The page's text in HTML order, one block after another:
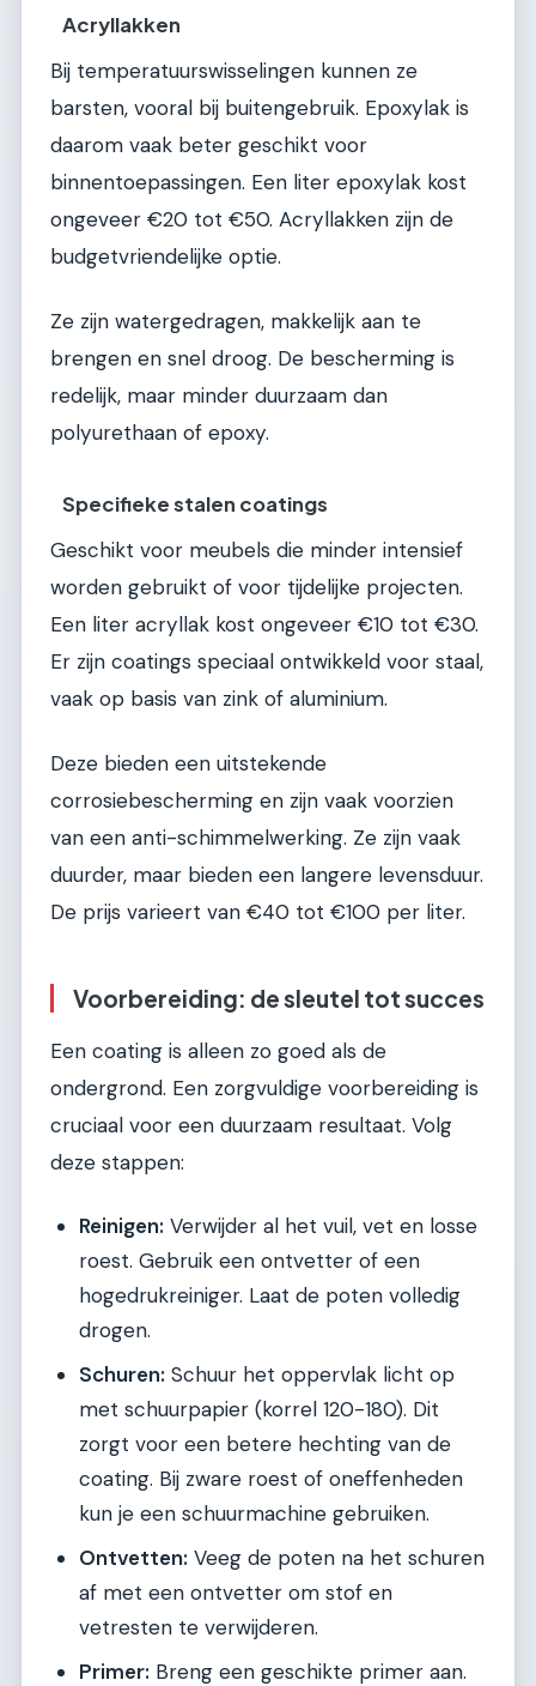
Acryllakken
Bij temperatuurswisselingen kunnen ze
barsten, vooral bij buitengebruik. Epoxylak is
daarom vaak beter geschikt voor
binnentoepassingen. Een liter epoxylak kost
ongeveer €20 tot €50. Acryllakken zijn de
budgetvriendelijke optie.
Ze zijn watergedragen, makkelijk aan te
brengen en snel droog. De bescherming is
redelijk, maar minder duurzaam dan
polyurethaan of epoxy.
Specifieke stalen coatings
Geschikt voor meubels die minder intensief
worden gebruikt of voor tijdelijke projecten.
Een liter acryllak kost ongeveer €10 tot €30.
Er zijn coatings speciaal ontwikkeld voor staal,
vaak op basis van zink of aluminium.
Deze bieden een uitstekende
corrosiebescherming en zijn vaak voorzien
van een anti-schimmelwerking. Ze zijn vaak
duurder, maar bieden een langere levensduur.
De prijs varieert van €40 tot €100 per liter.
Voorbereiding: de sleutel tot succes
Een coating is alleen zo goed als de
ondergrond. Een zorgvuldige voorbereiding is
cruciaal voor een duurzaam resultaat. Volg
deze stappen:
Reinigen: Verwijder al het vuil, vet en losse
roest. Gebruik een ontvetter of een
hogedrukreiniger. Laat de poten volledig
drogen.
Schuren: Schuur het oppervlak licht op
met schuurpapier (korrel 120-180). Dit
zorgt voor een betere hechting van de
coating. Bij zware roest of oneffenheden
kun je een schuurmachine gebruiken.
Ontvetten: Veeg de poten na het schuren
af met een ontvetter om stof en
vetresten te verwijderen.
Primer: Breng een geschikte primer aan.